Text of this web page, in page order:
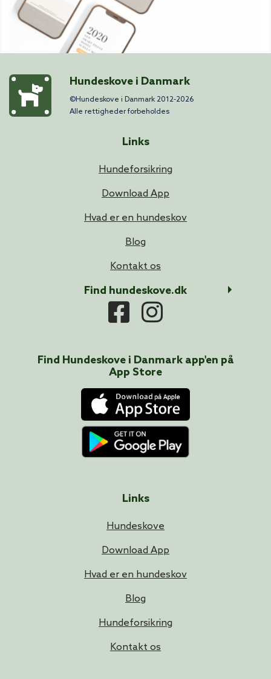
Hundeskove i Danmark
©Hundeskove i Danmark 2012-2026
Alle rettigheder forbeholdes
Links
Hundeskove
Download App
Hvad er en hundeskov
Blog
Hundeforsikring
Kontakt os
Links
Hundeforsikring
Download App
Hvad er en hundeskov
Blog
Kontakt os
Find hundeskove.dk
Find Hundeskove i Danmark app'en på
App Store